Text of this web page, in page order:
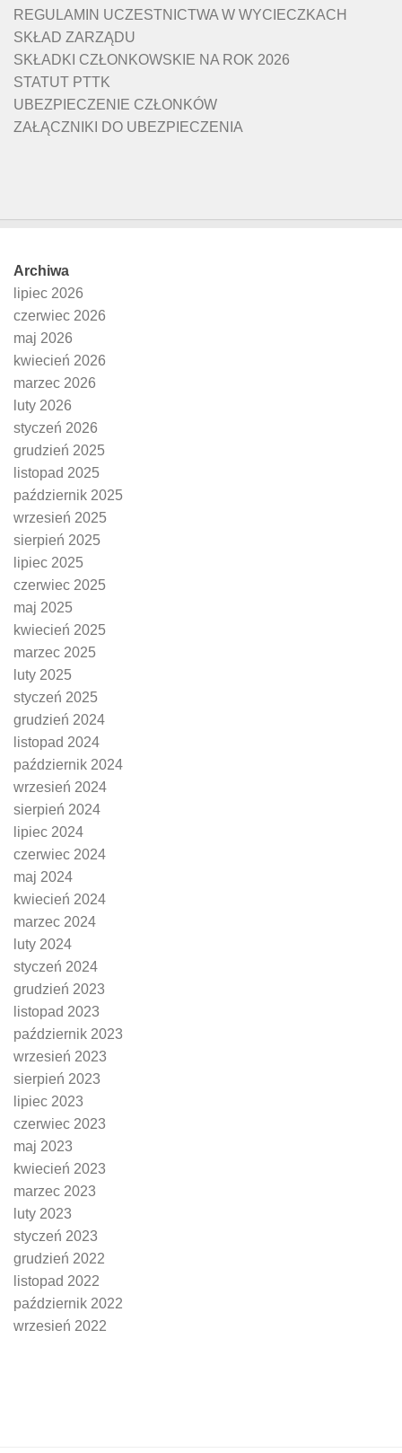
REGULAMIN UCZESTNICTWA W WYCIECZKACH
SKŁAD ZARZĄDU
SKŁADKI CZŁONKOWSKIE NA ROK 2026
STATUT PTTK
UBEZPIECZENIE CZŁONKÓW
ZAŁĄCZNIKI DO UBEZPIECZENIA
Archiwa
lipiec 2026
czerwiec 2026
maj 2026
kwiecień 2026
marzec 2026
luty 2026
styczeń 2026
grudzień 2025
listopad 2025
październik 2025
wrzesień 2025
sierpień 2025
lipiec 2025
czerwiec 2025
maj 2025
kwiecień 2025
marzec 2025
luty 2025
styczeń 2025
grudzień 2024
listopad 2024
październik 2024
wrzesień 2024
sierpień 2024
lipiec 2024
czerwiec 2024
maj 2024
kwiecień 2024
marzec 2024
luty 2024
styczeń 2024
grudzień 2023
listopad 2023
październik 2023
wrzesień 2023
sierpień 2023
lipiec 2023
czerwiec 2023
maj 2023
kwiecień 2023
marzec 2023
luty 2023
styczeń 2023
grudzień 2022
listopad 2022
październik 2022
wrzesień 2022